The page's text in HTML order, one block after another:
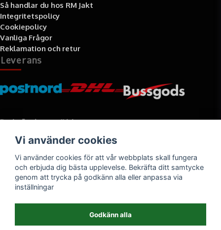
Så handlar du hos RM Jakt
Integritetspolicy
Cookiepolicy
Vanliga Frågor
Reklamation och retur
Leverans
Betalningssätt
Vi använder cookies
Vi använder cookies för att vår webbplats skall fungera
och erbjuda dig bästa upplevelse. Bekräfta ditt samtycke
genom att trycka på godkänn alla eller anpassa via
inställningar
Godkänn alla